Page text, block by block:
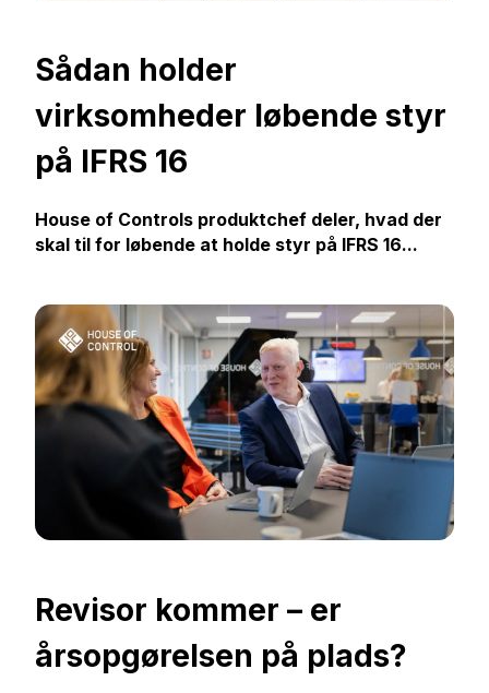
Sådan holder
virksomheder løbende styr
på IFRS 16
House of Controls produktchef deler, hvad der
skal til for løbende at holde styr på IFRS 16...
Revisor kommer – er
årsopgørelsen på plads?